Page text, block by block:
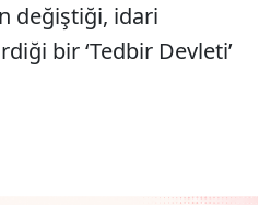
değiştiği, idari
bir ‘Tedbir Devleti’